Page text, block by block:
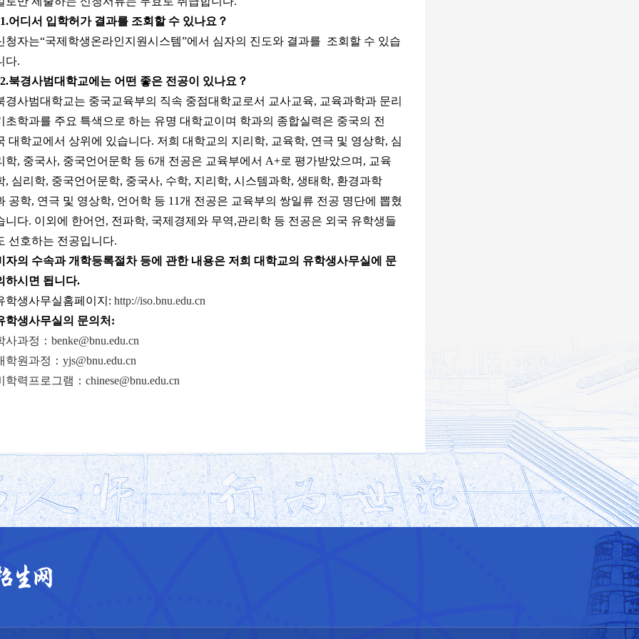
어디서 입학허가 결과를 조회할 수 있나요 ？
청자는“국제학생온라인지원시스템”에서 심자의 진도와 결과를 조회할 수 있습
다.
북경사범대학교에는 어떤 좋은 전공이 있나요 ？
경사범대학교는 중국교육부의 직속 중점대학교로서 교사교육, 교육과학과 문리
초학과를 주요 특색으로 하는 유명 대학교이며 학과의 종합실력은 중국의 전
대학교에서 상위에 있습니다. 저희 대학교의 지리학, 교육학, 연극 및 영상학, 심
학, 중국사, 중국언어문학 등 6개 전공은 교육부에서 A+로 평가받았으며, 교육
, 심리학, 중국언어문학, 중국사, 수학, 지리학, 시스템과학, 생태학, 환경과학
공학, 연극 및 영상학, 언어학 등 11개 전공은 교육부의 쌍일류 전공 명단에 뽑혔
니다. 이외에 한어언, 전파학, 국제경제와 무역,관리학 등 전공은 외국 유학생들
선호하는 전공입니다.
자의 수속과 개학등록절차 등에 관한 내용은 저희 대학교의 유학생사무실에 문
하시면 됩니다.
학생사무실홈페이지: http://iso.bnu.edu.cn
학생사무실의 문의처:
사과정：benke@bnu.edu.cn
학원과정：yjs@bnu.edu.cn
학력프로그램：chinese@bnu.edu.cn